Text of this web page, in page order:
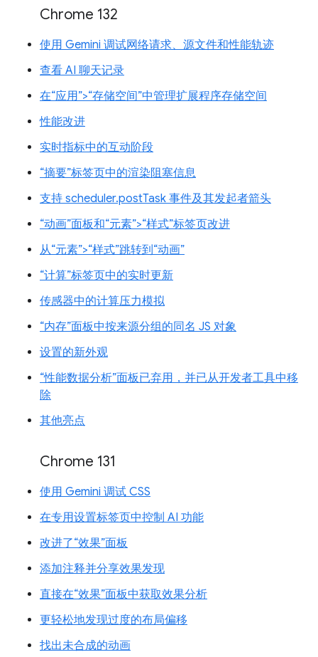
Chrome 132
使用 Gemini 调试网络请求、源文件和性能轨迹
查看 AI 聊天记录
在“应用”>“存储空间”中管理扩展程序存储空间
性能改进
实时指标中的互动阶段
“摘要”标签页中的渲染阻塞信息
支持 scheduler.postTask 事件及其发起者箭头
“动画”面板和“元素”>“样式”标签页改进
从“元素”>“样式”跳转到“动画”
“计算”标签页中的实时更新
传感器中的计算压力模拟
“内存”面板中按来源分组的同名 JS 对象
设置的新外观
“性能数据分析”面板已弃用，并已从开发者工具中移
除
其他亮点
Chrome 131
使用 Gemini 调试 CSS
在专用设置标签页中控制 AI 功能
改进了“效果”面板
添加注释并分享效果发现
直接在“效果”面板中获取效果分析
更轻松地发现过度的布局偏移
找出未合成的动画